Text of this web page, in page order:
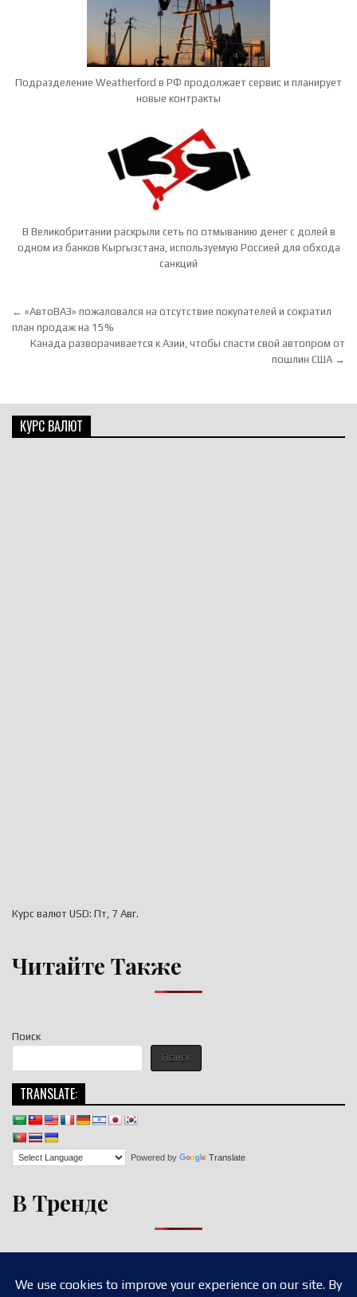
Подразделение Weatherford в РФ продолжает сервис и планирует
новые контракты
В Великобритании раскрыли сеть по отмыванию денег с долей в
одном из банков Кыргызстана, используемую Россией для обхода
санкций
Навигация по записям
← «АвтоВАЗ» пожаловался на отсутствие покупателей и сократил
план продаж на 15%
Канада разворачивается к Азии, чтобы спасти свой автопром от
пошлин США →
Поиск
Поиск
TRANSLATE:
Powered by Translate
В Тренде
КУРС ВАЛЮТ
Курс валют USD: Пт, 7 Авг.
Читайте Также